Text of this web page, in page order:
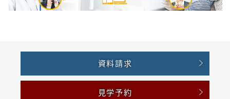
資料請求
見学予約